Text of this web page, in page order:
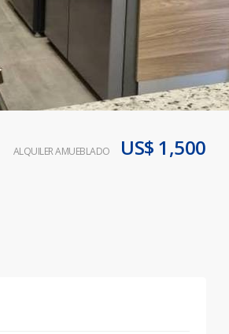
ALQUILER AMUEBLADO US$ 1,500